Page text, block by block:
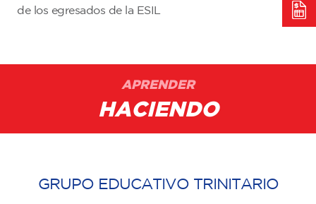
de los egresados de la ESIL
APRENDER
HACIENDO
GRUPO EDUCATIVO TRINITARIO